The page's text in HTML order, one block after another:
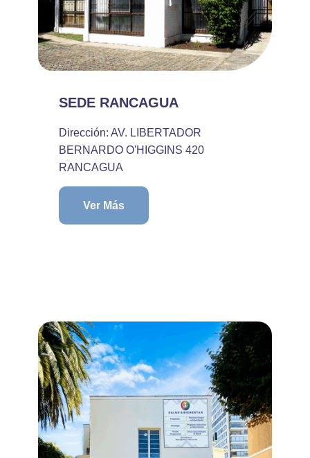
SEDE RANCAGUA
Dirección: AV. LIBERTADOR
BERNARDO O'HIGGINS 420
RANCAGUA
Ver Más